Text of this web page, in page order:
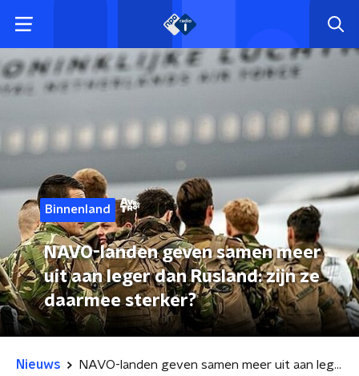
Binnenland
NAVO-landen geven samen meer
uit aan leger dan Rusland: zijn ze
daarmee sterker?
Nieuws NAVO-landen geven samen meer uit aan leger dan Rusland: zijn ze daarmee sterker?